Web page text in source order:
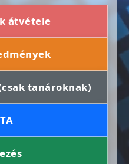
átvétele
tanároknak)